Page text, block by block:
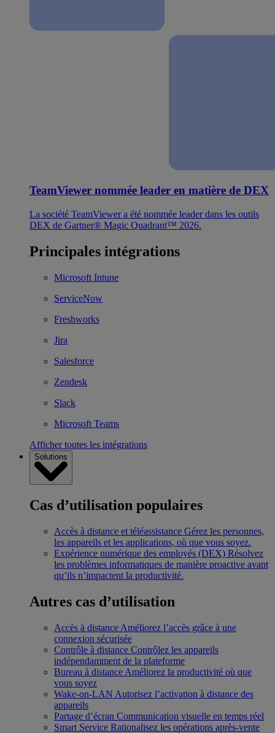
TeamViewer nommée leader en matière de DEX
La société TeamViewer a été nommée leader dans les outils
DEX de Gartner® Magic Quadrant™ 2026.
Principales intégrations
Microsoft Intune
ServiceNow
Freshworks
Jira
Salesforce
Zendesk
Slack
Microsoft Teams
Afficher toutes les intégrations
Solutions
Cas d’utilisation populaires
Accès à distance et téléassistance Gérez les personnes,
les appareils et les applications, où que vous soyez.
Expérience numérique des employés (DEX) Résolvez
les problèmes informatiques de manière proactive avant
qu’ils n’impactent la productivité.
Autres cas d’utilisation
Accès à distance Améliorez l’accès grâce à une
connexion sécurisée
Contrôle à distance Contrôlez les appareils
indépendamment de la plateforme
Bureau à distance Améliorez la productivité où que
vous soyez
Wake-on-LAN Autorisez l’activation à distance des
appareils
Partage d’écran Communication visuelle en temps réel
Smart Service Rationalisez les opérations après-vente